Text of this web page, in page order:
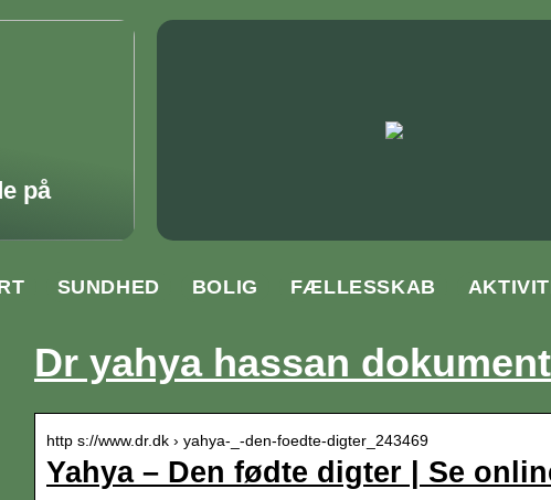
på
SUNDHED BOLIG FÆLLESSKAB
Dr yahya hassan
http s://www.dr.dk › yahya-_-den-foedte-digter_243469
Yahya – Den fødte digter | Se